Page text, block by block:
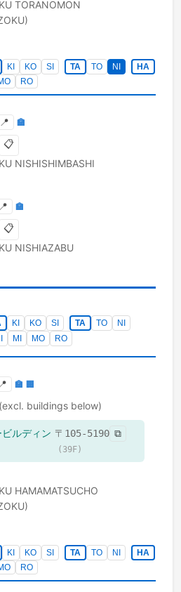
TORANOMON
KI KO SI TA TO NI
HA
RO
📍 🏣
📋
NISHISHIMBASHI
📍 🏣
📋
NISHIAZABU
KI KO SI TA TO
NI
MI MO RO
📍 🏣 🏢
(excl. buildings below)
ルディン 〒 105-5190 ⧉
( 39F)
HAMAMATSUCHO
KI KO SI TA TO NI
HA
RO